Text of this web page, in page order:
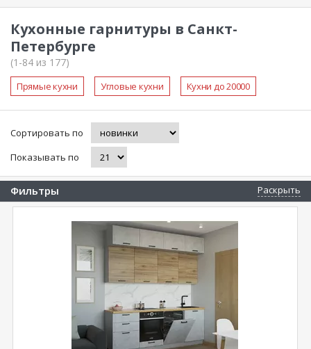
Кухонные гарнитуры в Санкт-
Петербурге
(1-84 из 177)
Прямые кухни Угловые кухни Кухни до 20000
Сортировать по
Показывать по
Фильтры Раскрыть